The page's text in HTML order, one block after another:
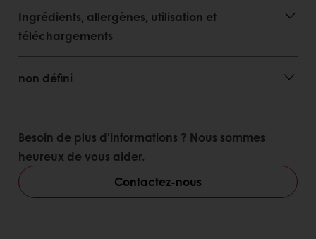
Ingrédients, allergènes, utilisation et
téléchargements
non défini
Besoin de plus d'informations ? Nous sommes
heureux de vous aider.
Contactez-nous